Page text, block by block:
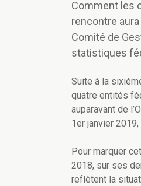
Comment les
rencontre
Comité de
statistiques
Suite à la
quatre entités
auparavant de
1er janvier
Pour marquer
2018, sur ses
reflètent la